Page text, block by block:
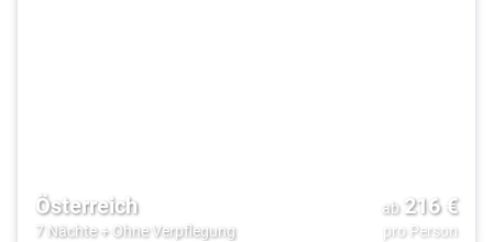
Österreich
7 Nächte+ Ohne Verpflegung
ab 216€
pro Person